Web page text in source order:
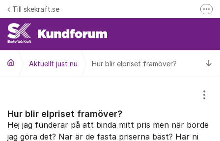
Hoppa till innehåll
Till skekraft.se
driftstörningar i el- fjärrvärme eller fibernätet
Aktuellt just nu Hur blir elpriset framöver?
Hur blir elpriset framöver?
Hej jag funderar på att binda mitt pris men när borde
jag göra det? När är de fasta priserna bäst? Har ni